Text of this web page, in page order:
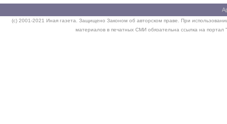
(c) 2001-2021 Иная газета. Защищено Законом об авторском праве. При
материалов в печатных СМИ обязательна ссылка на